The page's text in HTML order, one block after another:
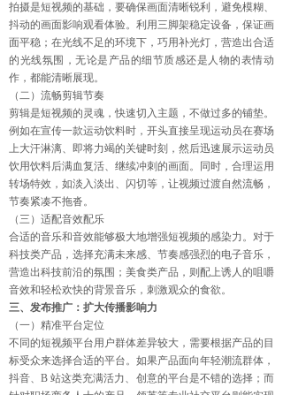
拍摄是短视频的基础，要确保画面清晰锐利，避免模糊、
抖动的画面影响观看体验。利用三脚架稳定设备，保证画
面平稳；在光线不足的环境下，巧用补光灯，营造出合适
的光线氛围，无论是产品的细节质感还是人物的表情动
作，都能清晰展现。
（二）流畅剪辑节奏
剪辑是短视频的灵魂，快速切入主题，不做过多的铺垫。
例如在宣传一款运动饮料时，开头直接呈现运动员在赛场
上大汗淋漓、即将力竭的关键时刻，然后迅速展示运动员
饮用饮料后满血复活、继续冲刺的画面。同时，合理运用
转场特效，如淡入淡出、闪切等，让视频过渡自然流畅，
节奏紧凑不拖沓。
（三）适配音效配乐
合适的音乐和音效能够极大地增强短视频的感染力。对于
科技类产品，选择充满未来感、节奏感强烈的电子音乐，
营造出科技前沿的氛围；美食类产品，则配上诱人的咀嚼
音效和轻松欢快的背景音乐，刺激观众的食欲。
三、发布推广：扩大传播影响力
（一）精准平台定位
不同的短视频平台用户群体差异较大，需要根据产品的目
标受众来选择合适的平台。如果产品面向年轻潮流群体，
抖音、B 站这类充满活力、创意的平台是不错的选择；而